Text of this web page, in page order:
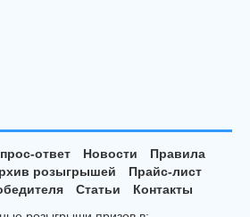
ответ Новости
Правила
розыгрышей
Прайс-лист
Статьи
Контакты